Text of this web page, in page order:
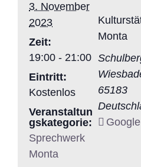
3. November
2023
Zeit:
19:00 - 21:00
Eintritt:
Kostenlos
Veranstaltun
gskategorie:
Sprechwerk
Monta
Monta
65183